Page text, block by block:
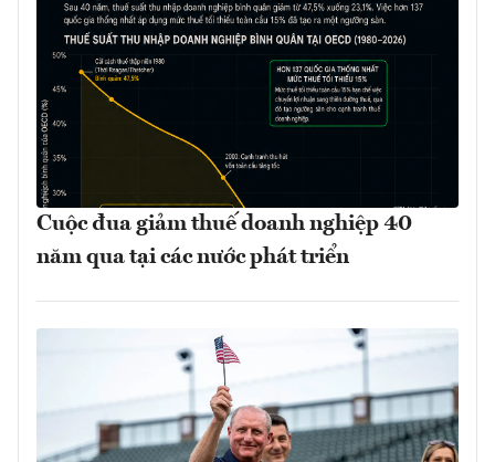
Cuộc đua giảm thuế doanh nghiệp 40
năm qua tại các nước phát triển